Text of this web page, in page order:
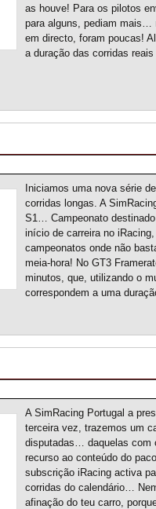
as houve! Para os pilotos
para alguns, pediam mais…
em directo, foram poucas!
a duração das corridas
Iniciamos uma nova série
corridas longas. A
S1… Campeonato
início de carreira no
campeonatos onde não
meia-hora! No GT3
minutos, que, utilizando o
correspondem a uma
A SimRacing Portugal a
terceira vez, trazemos um
disputadas… daquelas com
recurso ao conteúdo do
subscrição iRacing activa
corridas do calendário…
afinação do teu carro,